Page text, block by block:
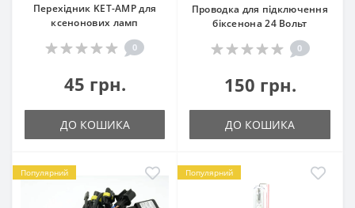
Перехідник KET-AMP для
ксенонових ламп
0
45 грн.
ДО КОШИКА
Проводка для підключення
біксенона 24 Вольт
0
150 грн.
ДО КОШИКА
Популярний Популярний